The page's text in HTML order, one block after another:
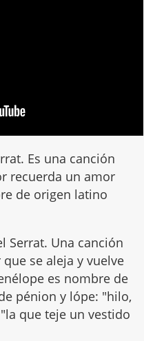
Es una canción
recuerda un amor
de origen latino
Serrat. Una canción
se aleja y vuelve
es nombre de
pénion y lópe: "hilo,
que teje un vestido